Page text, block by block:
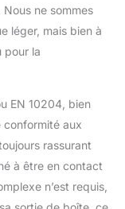
et une
vie plus
Nous
12
en
soit
de 22
ne sommes
léger, mais bien à
pour la
EN 10204, bien
aux
rassurant
à être en contact
n’est requis,